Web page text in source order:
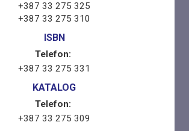
+387 33 275 325
+387 33 275 310
ISBN
Telefon:
+387 33 275 331
KATALOG
Telefon:
+387 33 275 309